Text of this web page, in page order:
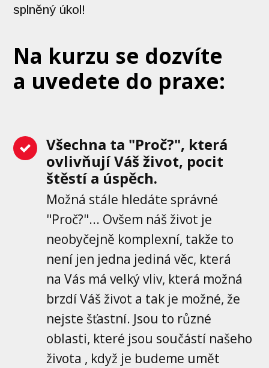
splněný úkol!
Na kurzu se dozvíte
a uvedete do praxe:
Všechna ta "Proč?", která
ovlivňují Váš život, pocit
štěstí a úspěch.
Možná stále hledáte správné
"Proč?"... Ovšem náš život je
neobyčejně komplexní, takže to
není jen jedna jediná věc, která
na Vás má velký vliv, která možná
brzdí Váš život a tak je možné, že
nejste šťastní. Jsou to různé
oblasti, které jsou součástí našeho
života , když je budeme umět